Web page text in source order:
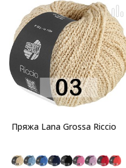
Пряжа Lana Grossa Riccio